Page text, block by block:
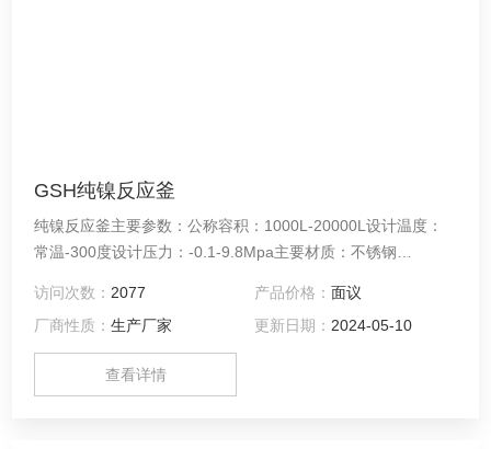
GSH纯镍反应釜
纯镍反应釜主要参数：公称容积：1000L-20000L设计温度：
常温-300度设计压力：-0.1-9.8Mpa主要材质：不锈钢
锆材，钛材，蒙耐尔合金。加热方式：电加热，水循环，油循
环，蒸汽循环，远红外线加热等。搅拌形式：推进式、桨式、
锚式、涡轮式，还可根据实际情况和用户要求确定搅拌
访问次数： 2077 产品价格： 面议
厂商性质：生产厂家 更新日期： 2024-05-10
查看详情